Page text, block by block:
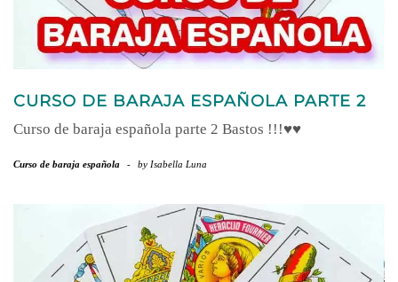
CURSO DE BARAJA ESPAÑOLA PARTE 2
Curso de baraja española parte 2 Bastos !!!♥♥
Curso de baraja española - by Isabella Luna